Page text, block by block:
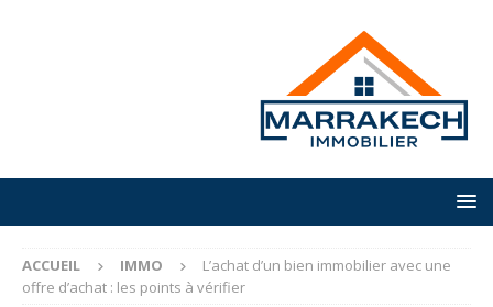
ACCUEIL IMMO
L’achat d’un bien immobilier avec une
offre d’achat : les points à vérifier